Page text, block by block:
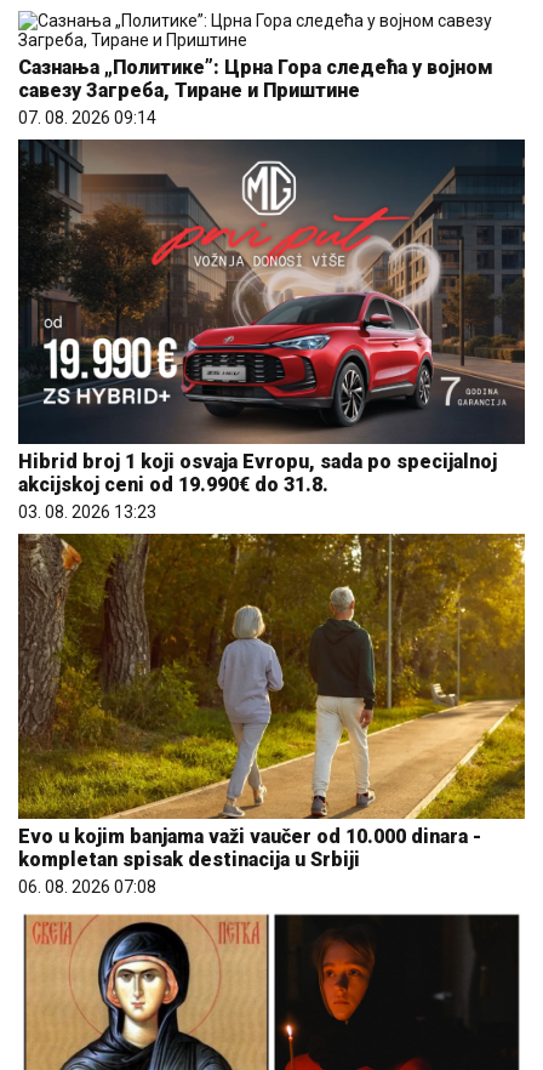
Сазнања „Политике”: Црна Гора следећа у војном
савезу Загреба, Тиране и Приштине
07. 08. 2026 09:14
Hibrid broj 1 koji osvaja Evropu, sada po specijalnoj
akcijskoj ceni od 19.990€ do 31.8.
03. 08. 2026 13:23
Evo u kojim banjama važi vaučer od 10.000 dinara -
kompletan spisak destinacija u Srbiji
06. 08. 2026 07:08